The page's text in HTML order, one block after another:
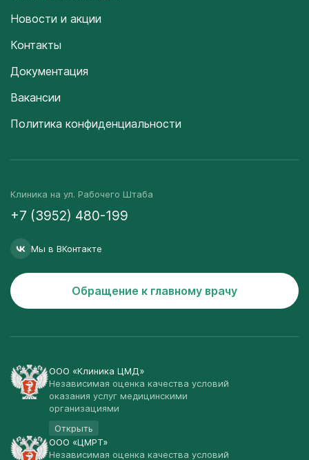
Новости и акции
Контакты
Документация
Вакансии
Политика конфиденциальности
Клиника на ул. Рабочего Штаба
+7 (3952) 480-199
Мы в ВКонтакте
Обращение к главному врачу
ООО «Клиника ЦМД»
Независимая оценка качества условий
оказания услуг медицинскими
организациями
Открыть
ООО «ЦМРТ»
Независимая оценка качества условий